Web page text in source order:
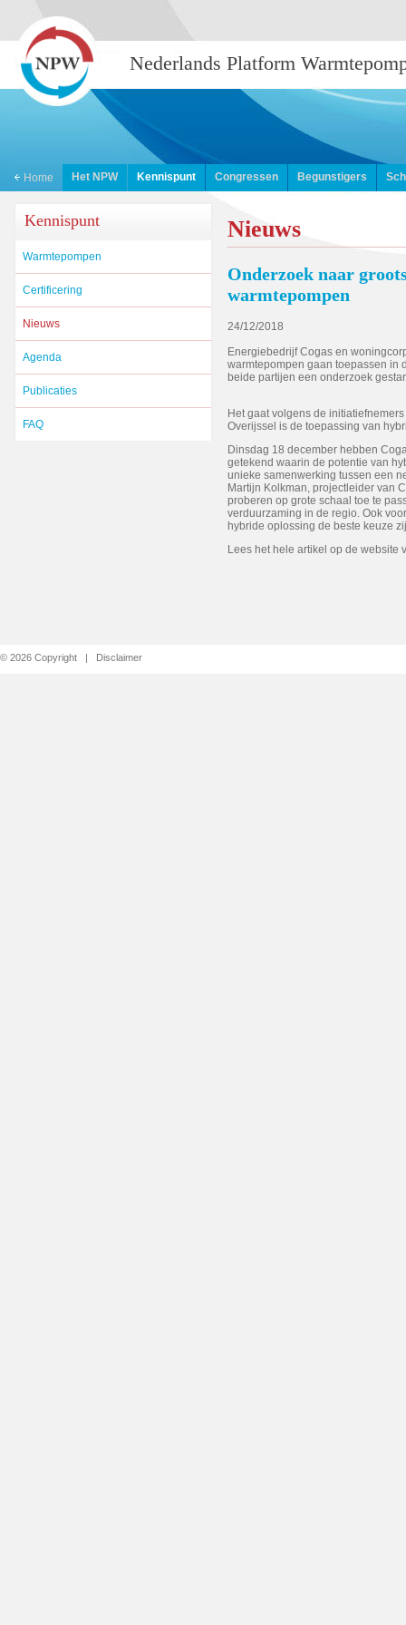
Nederlands Platform
Home Het NPW Kennispunt Congressen Begunstigers
Kennispunt
Warmtepompen
Certificering
Nieuws
Agenda
Publicaties
FAQ
Nieuws
Onderzoek naar
warmtepompen
24/12/2018
Energiebedrijf Cogas en
warmtepompen gaan toepassen in
beide partijen een onderzoek
Het gaat volgens de
Overijssel is de toepassing van
Dinsdag 18 december hebben
getekend waarin de potentie van
unieke samenwerking tussen een
Martijn Kolkman, projectleider van
proberen op grote schaal toe te
verduurzaming in de regio. Ook
hybride oplossing de beste keuze
Lees het hele artikel op de website
© 2026 Copyright | Disclaimer